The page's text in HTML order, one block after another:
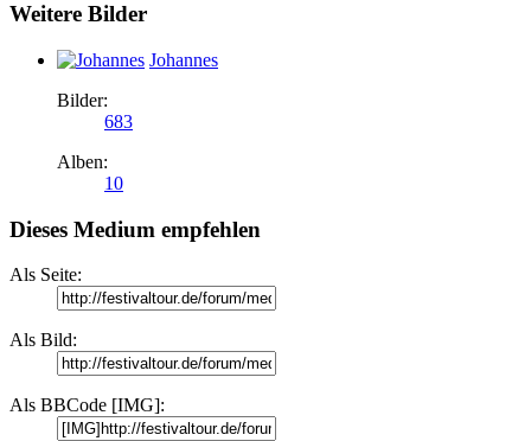
Weitere Bilder
Johannes
Bilder:
683
Alben:
10
Dieses Medium empfehlen
Als Seite:
Als Bild:
Als BBCode [IMG]: